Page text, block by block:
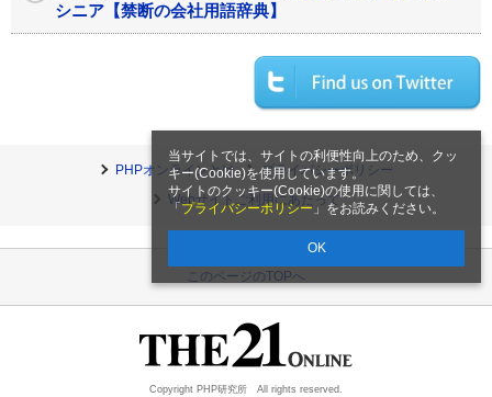
当サイトでは、サイトの利便性向上のため、クッ
キー(Cookie)を使用しています。
サイトのクッキー(Cookie)の使用に関しては、
「 プライバシーポリシー 」をお読みください。
OK
シニア【禁断の会社用語辞典】
PHPオンラインとは
プライバシーポリシー
Webサイトご利用にあたって
このページのTOPへ
Copyright PHP研究所 All rights reserved.